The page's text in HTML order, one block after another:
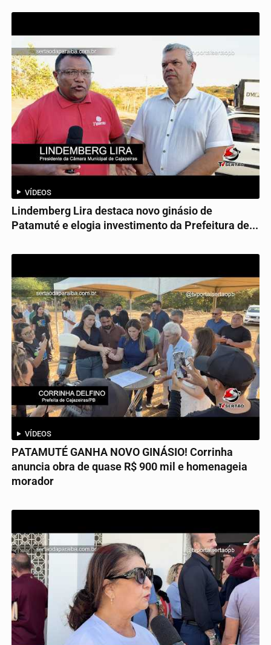
VÍDEOS
Lindemberg Lira destaca novo ginásio de
Patamuté e elogia investimento da Prefeitura de...
VÍDEOS
PATAMUTÉ GANHA NOVO GINÁSIO! Corrinha
anuncia obra de quase R$ 900 mil e homenageia
morador